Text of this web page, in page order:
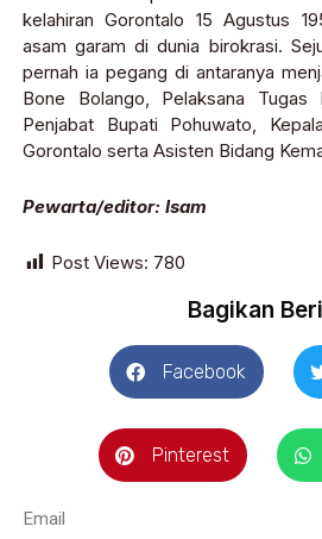
kelahiran Gorontalo 15 Agustus
asam garam di dunia birokrasi.
pernah ia pegang di antaranya
Bone Bolango, Pelaksana Tugas
Penjabat Bupati Pohuwato,
Gorontalo serta Asisten Bidang
Pewarta/editor: Isam
Post Views: 780
Bagikan
Facebook
Pinterest
Email